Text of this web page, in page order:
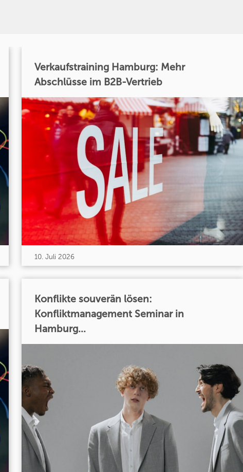
Verkaufstraining Hamburg: Mehr
Abschlüsse im B2B-Vertrieb
10. Juli 2026
Konflikte souverän lösen:
Konfliktmanagement Seminar in
Hamburg...